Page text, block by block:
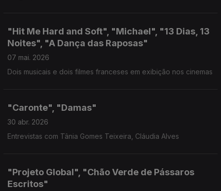
"Hit Me Hard and Soft", "Michael", "13 Dias, 13
Noites", "A Dança das Raposas"
07 mai. 2026
Dois musicais e dois filmes franceses em exibição nos cinemas
"Caronte", "Damas"
30 abr. 2026
Entrevistas com Tânia Gomes Teixeira, Cláudia Alves
"Projeto Global", "Chão Verde de Pássaros
Escritos"